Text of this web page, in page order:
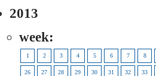
2013
week:
1 2 3 4 5 6 7 8
26 27 28 29 30 31 32 33